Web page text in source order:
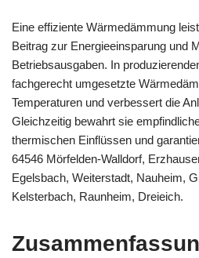
Eine effiziente Wärmedämmung
Beitrag zur Energieeinsparung und
Betriebsausgaben. In
fachgerecht umgesetzte
Temperaturen und verbessert die
Gleichzeitig bewahrt sie
thermischen Einflüssen und
64546 Mörfelden-Walldorf,
Egelsbach, Weiterstadt, Nauheim,
Kelsterbach, Raunheim, Dreieich.